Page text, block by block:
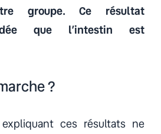
groupe. Ce résultat
que l’intestin est
?
expliquant ces résultats ne